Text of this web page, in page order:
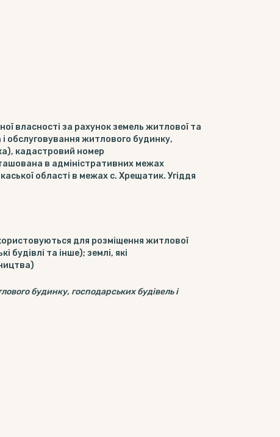
власності за рахунок земель житлової та
обслуговування житлового будинку,
кадастровий номер
в адміністративних межах
області в межах с. Хрещатик. Угіддя
для розміщення житлової
та інше); землі, які
будинку, господарських будівель і